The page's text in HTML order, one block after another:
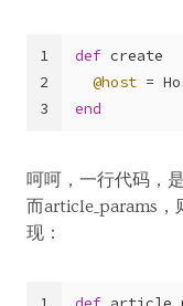
1
2
3
def create
@host =
end
呵呵，一行代码，
而article_params
现：